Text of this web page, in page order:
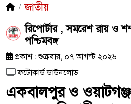
জাতীয়
রিপোর্টার , সমরেশ রায় ও
পশ্চিমবঙ্গ
প্রকাশ : শুক্রবার, ০৭ আগস্ট ২০২৬
ফটোকার্ড ডাউনলোড
একবালপুর ও ওয়াটগঞ্জ